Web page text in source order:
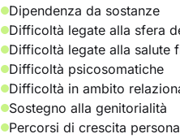
Dipendenza da sostanze
Difficoltà legate alla sfera
Difficoltà legate alla salute
Difficoltà psicosomatiche
Difficoltà in ambito
Sostegno alla genitorialità
Percorsi di crescita